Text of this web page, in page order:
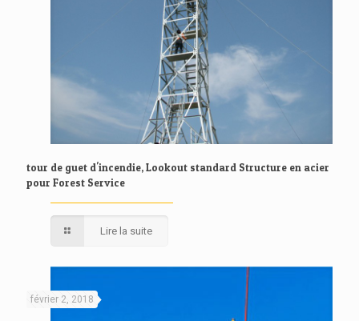
tour de guet d'incendie, Lookout standard Structure en acier
pour Forest Service
Lire la suite
février 2, 2018